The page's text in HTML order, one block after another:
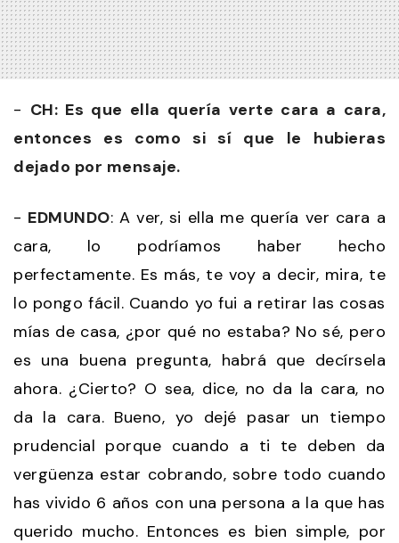
- CH: Es que ella quería verte cara a cara,
entonces es como si sí que le hubieras
dejado por mensaje.
- EDMUNDO: A ver, si ella me quería ver cara a
cara, lo podríamos haber hecho
perfectamente. Es más, te voy a decir, mira, te
lo pongo fácil. Cuando yo fui a retirar las cosas
mías de casa, ¿por qué no estaba? No sé, pero
es una buena pregunta, habrá que decírsela
ahora. ¿Cierto? O sea, dice, no da la cara, no
da la cara. Bueno, yo dejé pasar un tiempo
prudencial porque cuando a ti te deben da
vergüenza estar cobrando, sobre todo cuando
has vivido 6 años con una persona a la que has
querido mucho. Entonces es bien simple, por